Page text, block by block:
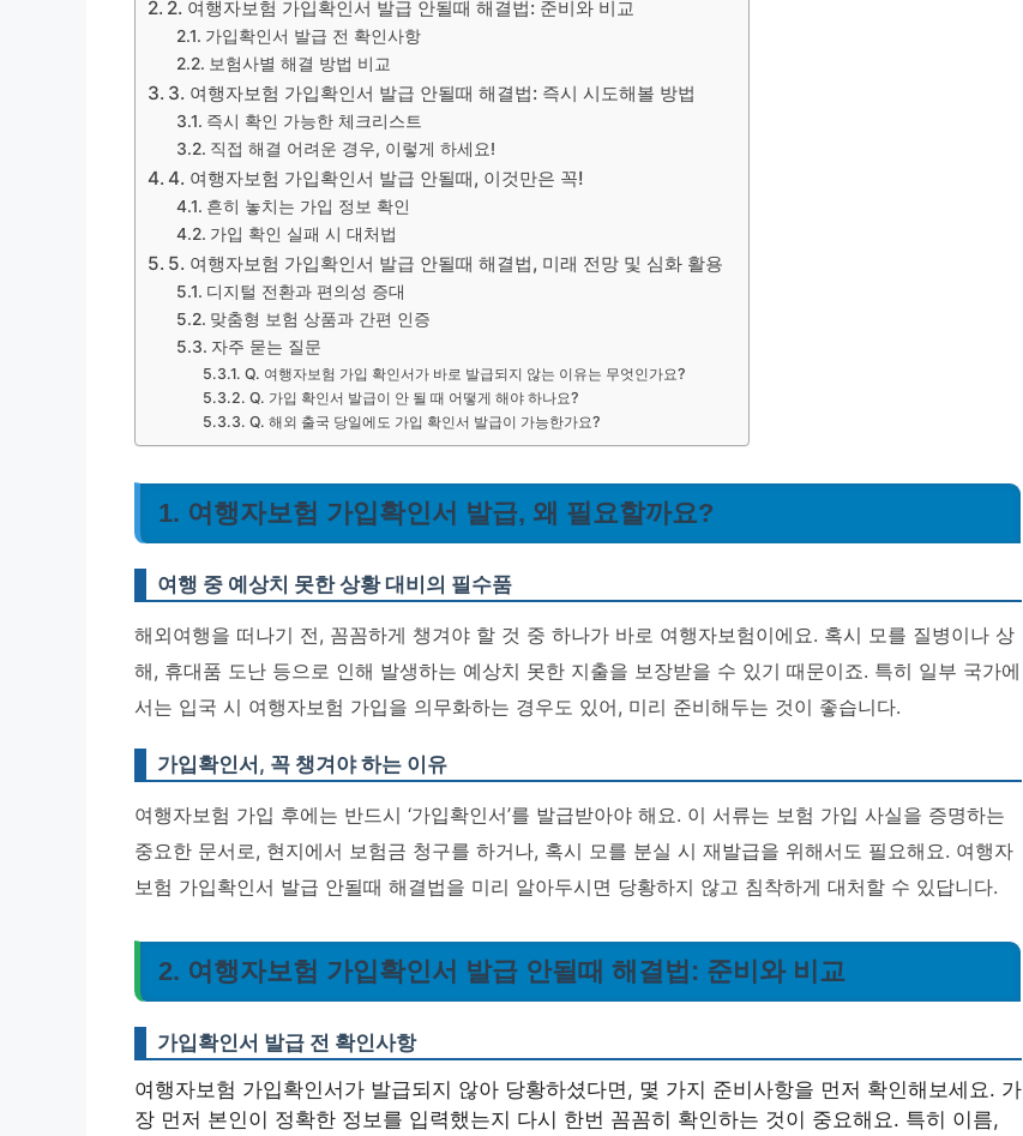
2. 여행자보험 가입확인서 발급 안될때 해결법: 준비와 비교
가입확인서 발급 전 확인사항
보험사별 해결 방법 비교
3. 여행자보험 가입확인서 발급 안될때 해결법: 즉시 시도해볼 방법
즉시 확인 가능한 체크리스트
직접 해결 어려운 경우, 이렇게 하세요!
4. 여행자보험 가입확인서 발급 안될때, 이것만은 꼭!
흔히 놓치는 가입 정보 확인
가입 확인 실패 시 대처법
5. 여행자보험 가입확인서 발급 안될때 해결법, 미래 전망 및 심화 활용
디지털 전환과 편의성 증대
맞춤형 보험 상품과 간편 인증
자주 묻는 질문
Q. 여행자보험 가입 확인서가 바로 발급되지 않는 이유는 무엇인가요?
Q. 가입 확인서 발급이 안 될 때 어떻게 해야 하나요?
Q. 해외 출국 당일에도 가입 확인서 발급이 가능한가요?
1. 여행자보험 가입확인서 발급, 왜 필요할까요?
여행 중 예상치 못한 상황 대비의 필수품
해외여행을 떠나기 전, 꼼꼼하게 챙겨야 할 것 중 하나가 바로 여행자보험이에요. 혹시 모를 질병이나 상
해, 휴대품 도난 등으로 인해 발생하는 예상치 못한 지출을 보장받을 수 있기 때문이죠. 특히 일부 국가에
서는 입국 시 여행자보험 가입을 의무화하는 경우도 있어, 미리 준비해두는 것이 좋습니다.
가입확인서, 꼭 챙겨야 하는 이유
여행자보험 가입 후에는 반드시 ‘가입확인서’를 발급받아야 해요. 이 서류는 보험 가입 사실을 증명하는
중요한 문서로, 현지에서 보험금 청구를 하거나, 혹시 모를 분실 시 재발급을 위해서도 필요해요. 여행자
보험 가입확인서 발급 안될때 해결법을 미리 알아두시면 당황하지 않고 침착하게 대처할 수 있답니다.
2. 여행자보험 가입확인서 발급 안될때 해결법: 준비와 비교
가입확인서 발급 전 확인사항
여행자보험 가입확인서가 발급되지 않아 당황하셨다면, 몇 가지 준비사항을 먼저 확인해보세요. 가
장 먼저 본인이 정확한 정보를 입력했는지 다시 한번 꼼꼼히 확인하는 것이 중요해요. 특히 이름,